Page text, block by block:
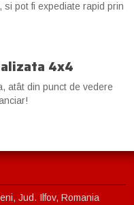
pot fi expediate rapid prin
4x4
atât din punct de vedere
Jud. Ilfov, Romania